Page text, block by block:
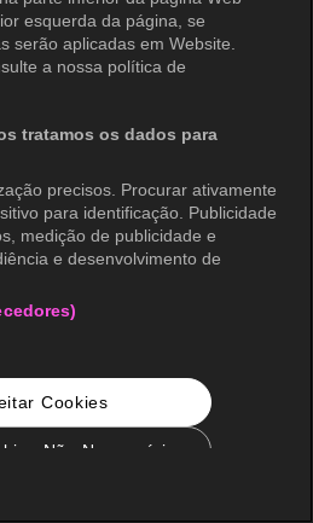
esquerda da página, se
serão aplicadas em Website.
a nossa política de
tratamos os dados para
precisos. Procurar ativamente
para identificação. Publicidade
medição de publicidade e
e desenvolvimento de
Cookies
Não Necessários